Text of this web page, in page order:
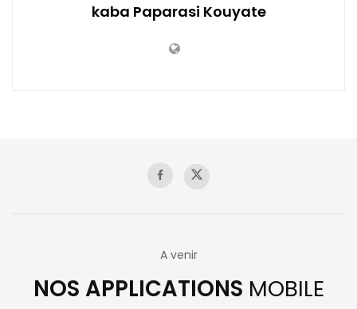
kaba Paparasi Kouyate
A venir
NOS APPLICATIONS MOBILE